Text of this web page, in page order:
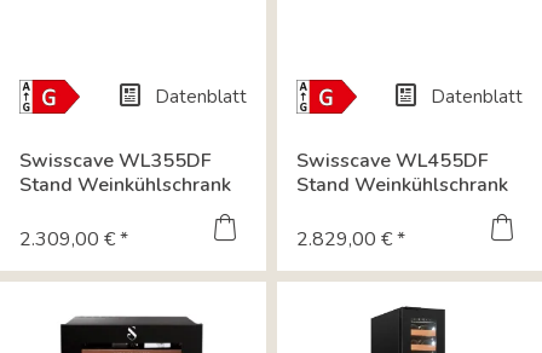
Energielabel- Datenblatt
Swisscave WL355DF
Stand Weinkühlschrank
2.309,00 € *
Energielabel- Datenblatt
Swisscave WL455DF
Stand Weinkühlschrank
2.829,00 € *